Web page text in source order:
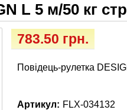
L 5 м/50 кг
783.50 грн.
Повідець-рулетка
Артикул: FLX-034132